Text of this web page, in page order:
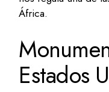
África.
Estados